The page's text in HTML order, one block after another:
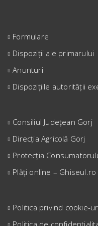
Formulare
Dispoziții ale primarului
Anunturi
Dispozițiile autorității
Consiliul Județean Gorj
Direcția Agricolă Gorj
Protecția
Plăți online – Ghiseul.ro
Politica privind cookie-